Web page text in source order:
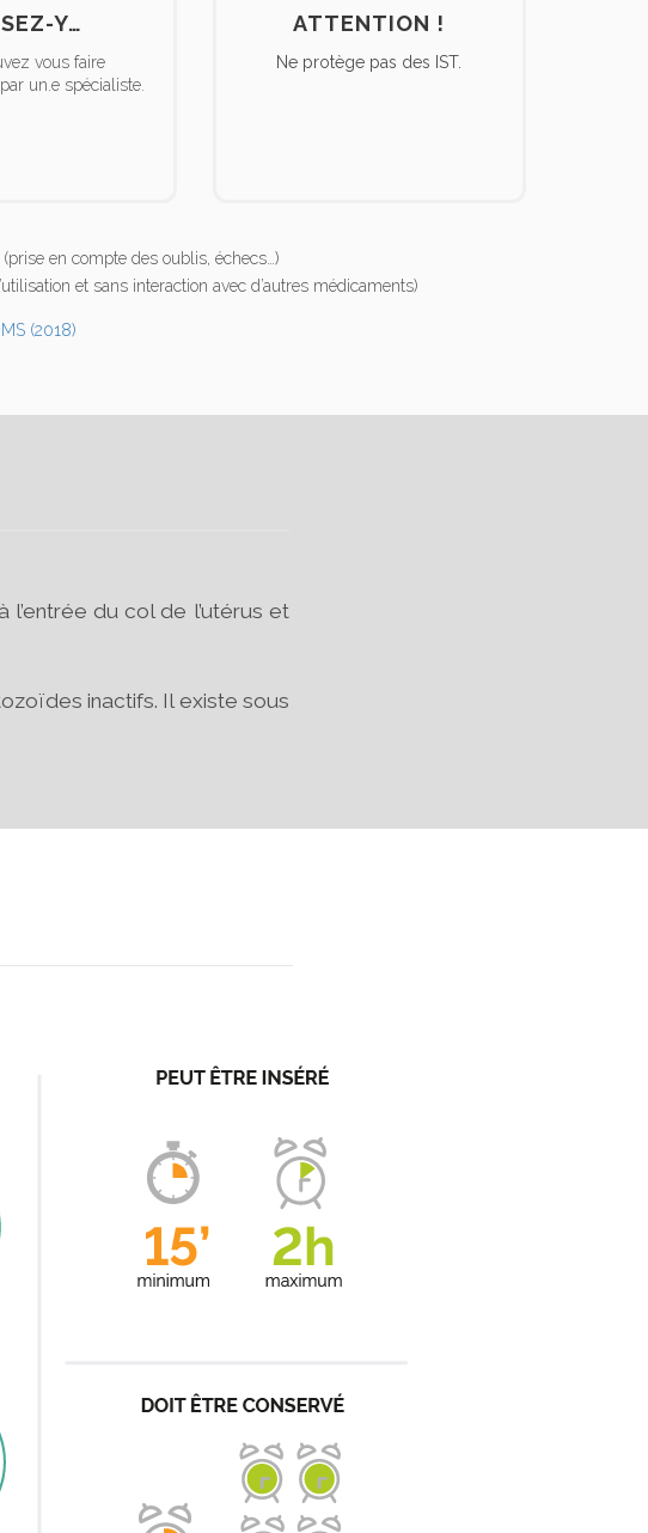
Y…
vous faire
un.e spécialiste.
ATTENTION !
Ne protège pas des IST.
en compte des oublis, échecs…)
et sans interaction avec d’autres médicaments)
(2018)
l’entrée du col de l’utérus et
inactifs. Il existe sous